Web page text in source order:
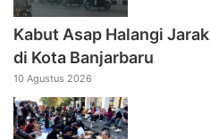
Kabut Asap Halangi
di Kota Banjarbaru
10 Agustus 2026